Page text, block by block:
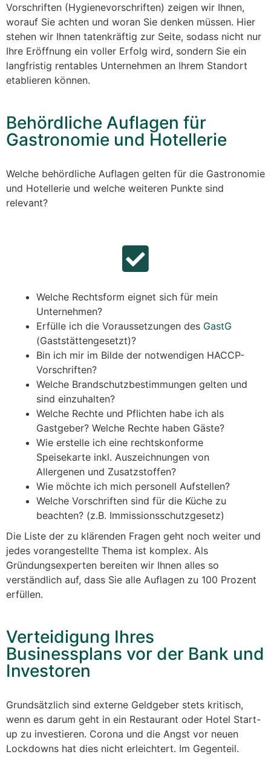
Vorschriften (Hygienevorschriften) zeigen wir Ihnen,
worauf Sie achten und woran Sie denken müssen. Hier
stehen wir Ihnen tatenkräftig zur Seite, sodass nicht nur
Ihre Eröffnung ein voller Erfolg wird, sondern Sie ein
langfristig rentables Unternehmen an Ihrem Standort
etablieren können.
Behördliche Auflagen für
Gastronomie und Hotellerie
Welche behördliche Auflagen gelten für die Gastronomie
und Hotellerie und welche weiteren Punkte sind
relevant?
Welche Rechtsform eignet sich für mein
Unternehmen?
Erfülle ich die Voraussetzungen des GastG
(Gaststättengesetzt)?
Bin ich mir im Bilde der notwendigen HACCP-
Vorschriften?
Welche Brandschutzbestimmungen gelten und
sind einzuhalten?
Welche Rechte und Pflichten habe ich als
Gastgeber? Welche Rechte haben Gäste?
Wie erstelle ich eine rechtskonforme
Speisekarte inkl. Auszeichnungen von
Allergenen und Zusatzstoffen?
Wie möchte ich mich personell Aufstellen?
Welche Vorschriften sind für die Küche zu
beachten? (z.B. Immissionsschutzgesetz)
Die Liste der zu klärenden Fragen geht noch weiter und
jedes vorangestellte Thema ist komplex. Als
Gründungsexperten bereiten wir Ihnen alles so
verständlich auf, dass Sie alle Auflagen zu 100 Prozent
erfüllen.
Verteidigung Ihres
Businessplans vor der Bank und
Investoren
Grundsätzlich sind externe Geldgeber stets kritisch,
wenn es darum geht in ein Restaurant oder Hotel Start-
up zu investieren. Corona und die Angst vor neuen
Lockdowns hat dies nicht erleichtert. Im Gegenteil.